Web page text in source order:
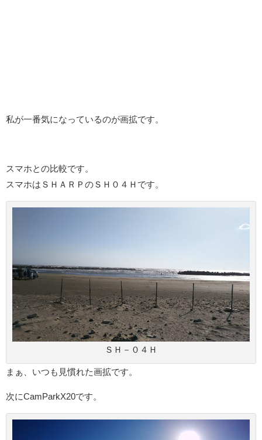
私が一番気になっているのが画拡です。
スマホとの比較です。
スマホはＳＨＡＲＰのＳＨ０４Ｈです。
ＳＨ－０４Ｈ
まぁ、いつも見慣れた画拡です。
次にCamParkX20です。